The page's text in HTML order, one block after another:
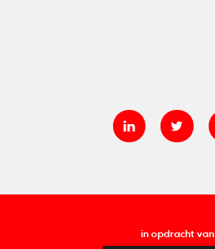
in opdracht van